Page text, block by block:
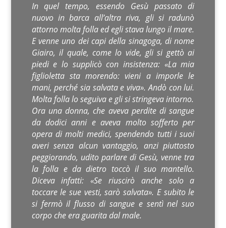
In quel tempo, essendo Gesù passato di
nuovo in barca all’altra riva, gli si radunò
attorno molta folla ed egli stava lungo il mare.
E venne uno dei capi della sinagoga, di nome
Giairo, il quale, come lo vide, gli si gettò ai
piedi e lo supplicò con insistenza: «La mia
figlioletta sta morendo: vieni a imporle le
mani, perché sia salvata e viva». Andò con lui.
Molta folla lo seguiva e gli si stringeva intorno.
Ora una donna, che aveva perdite di sangue
da dodici anni e aveva molto sofferto per
opera di molti medici, spendendo tutti i suoi
averi senza alcun vantaggio, anzi piuttosto
peggiorando, udito parlare di Gesù, venne tra
la folla e da dietro toccò il suo mantello.
Diceva infatti: «Se riuscirò anche solo a
toccare le sue vesti, sarò salvata». E subito le
si fermò il flusso di sangue e sentì nel suo
corpo che era guarita dal male.